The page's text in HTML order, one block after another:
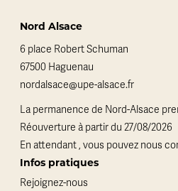
Nord Alsace
6 place Robert Schuman
67500 Haguenau
nordalsace@upe-alsace.fr
La permanence de Nord-Alsace
Réouverture à partir du 27/08/2026
En attendant , vous pouvez nous
Infos pratiques
Rejoignez-nous